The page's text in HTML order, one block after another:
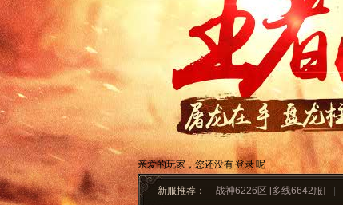
亲爱的玩家，您还没有登录呢
新服推荐： 战神6226区 [多线6642服]